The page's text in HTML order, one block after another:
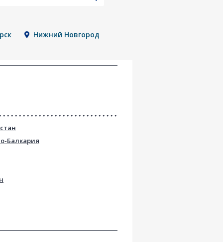
Нижний Новгород
Балкария